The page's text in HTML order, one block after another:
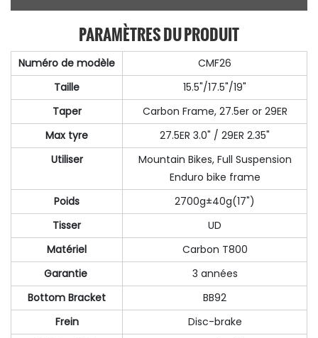
PARAMÈTRES DU PRODUIT
Numéro de modèle
CMF26
Taille
15.5"/17.5"/19"
Taper
Carbon Frame, 27.5er or 29ER
Max tyre
27.5ER 3.0" / 29ER 2.35"
Utiliser
Mountain Bikes, Full Suspension
Enduro bike frame
Poids
2700g±40g(17")
Tisser
UD
Matériel
Carbon T800
Garantie
3 années
Bottom Bracket
BB92
Frein
Disc-brake